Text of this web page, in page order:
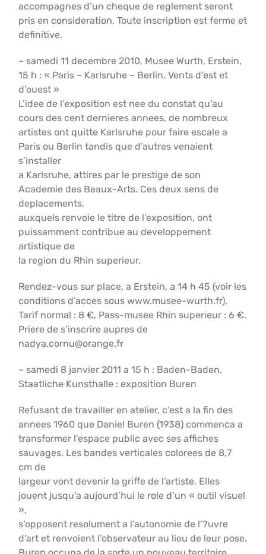
accompagnes d’un cheque de reglement seront
pris en consideration. Toute inscription est ferme et
definitive.
– samedi 11 decembre 2010, Musee Wurth, Erstein,
15 h : « Paris – Karlsruhe – Berlin. Vents d’est et
d’ouest »
L’idee de l’exposition est nee du constat qu’au
cours des cent dernieres annees, de nombreux
artistes ont quitte Karlsruhe pour faire escale a
Paris ou Berlin tandis que d’autres venaient
s’installer
a Karlsruhe, attires par le prestige de son
Academie des Beaux-Arts. Ces deux sens de
deplacements,
auxquels renvoie le titre de l’exposition, ont
puissamment contribue au developpement
artistique de
la region du Rhin superieur.
Rendez-vous sur place, a Erstein, a 14 h 45 (voir les
conditions d’acces sous www.musee-wurth.fr).
Tarif normal : 8 €, Pass-musee Rhin superieur : 6 €.
Priere de s’inscrire aupres de
nadya.cornu@orange.fr
– samedi 8 janvier 2011 a 15 h : Baden-Baden,
Staatliche Kunsthalle : exposition Buren
Refusant de travailler en atelier, c‘est a la fin des
annees 1960 que Daniel Buren (1938) commenca a
transformer l’espace public avec ses affiches
sauvages. Les bandes verticales colorees de 8,7
cm de
largeur vont devenir la griffe de l’artiste. Elles
jouent jusqu’a aujourd’hui le role d’un « outil visuel
»,
s’opposent resolument a l’autonomie de l’?uvre
d‘art et renvoient l’observateur au lieu de leur pose.